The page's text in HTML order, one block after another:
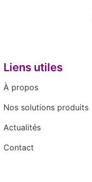
Liens utiles
À propos
Nos solutions produits
Actualités
Contact